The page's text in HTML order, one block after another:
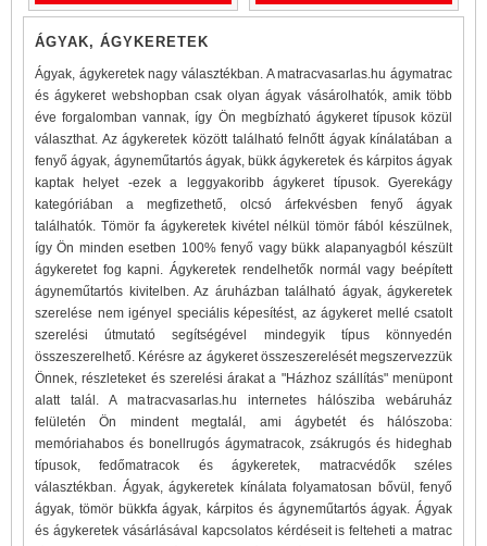
ÁGYAK, ÁGYKERETEK
Ágyak, ágykeretek nagy választékban. A matracvasarlas.hu ágymatrac
és ágykeret webshopban csak olyan ágyak vásárolhatók, amik több
éve forgalomban vannak, így Ön megbízható ágykeret típusok közül
választhat. Az ágykeretek között található felnőtt ágyak kínálatában a
fenyő ágyak, ágyneműtartós ágyak, bükk ágykeretek és kárpitos ágyak
kaptak helyet -ezek a leggyakoribb ágykeret típusok. Gyerekágy
kategóriában a megfizethető, olcsó árfekvésben fenyő ágyak
találhatók. Tömör fa ágykeretek kivétel nélkül tömör fából készülnek,
így Ön minden esetben 100% fenyő vagy bükk alapanyagból készült
ágykeretet fog kapni. Ágykeretek rendelhetők normál vagy beépített
ágyneműtartós kivitelben. Az áruházban található ágyak, ágykeretek
szerelése nem igényel speciális képesítést, az ágykeret mellé csatolt
szerelési útmutató segítségével mindegyik típus könnyedén
összeszerelhető. Kérésre az ágykeret összeszerelését megszervezzük
Önnek, részleteket és szerelési árakat a "Házhoz szállítás" menüpont
alatt talál. A matracvasarlas.hu internetes hálósziba webáruház
felületén Ön mindent megtalál, ami ágybetét és hálószoba:
memóriahabos és bonellrugós ágymatracok, zsákrugós és hideghab
típusok, fedőmatracok és ágykeretek, matracvédők széles
választékban. Ágyak, ágykeretek kínálata folyamatosan bővül, fenyő
ágyak, tömör bükkfa ágyak, kárpitos és ágyneműtartós ágyak. Ágyak
és ágykeretek vásárlásával kapcsolatos kérdéseit is felteheti a matrac